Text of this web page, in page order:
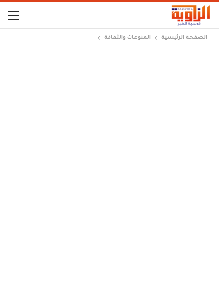
الصفحة الرئيسية المنوعات والثقافة